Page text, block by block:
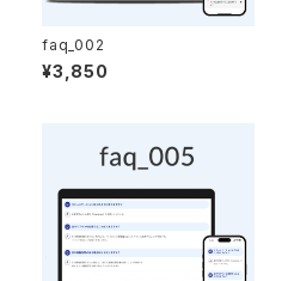
faq_002
¥3,850